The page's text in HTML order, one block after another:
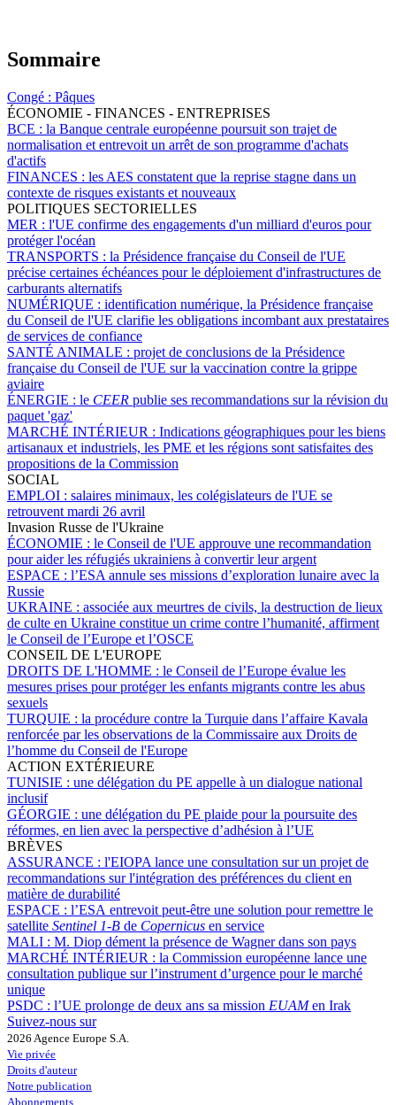
Sommaire
Congé : Pâques
ÉCONOMIE - FINANCES - ENTREPRISES
BCE : la Banque centrale européenne poursuit son trajet de
normalisation et entrevoit un arrêt de son programme d'achats
d'actifs
FINANCES : les AES constatent que la reprise stagne dans un
contexte de risques existants et nouveaux
POLITIQUES SECTORIELLES
MER : l'UE confirme des engagements d'un milliard d'euros pour
protéger l'océan
TRANSPORTS : la Présidence française du Conseil de l'UE
précise certaines échéances pour le déploiement d'infrastructures de
carburants alternatifs
NUMÉRIQUE : identification numérique, la Présidence française
du Conseil de l'UE clarifie les obligations incombant aux prestataires
de services de confiance
SANTÉ ANIMALE : projet de conclusions de la Présidence
française du Conseil de l'UE sur la vaccination contre la grippe
aviaire
ÉNERGIE : le CEER publie ses recommandations sur la révision du
paquet 'gaz'
MARCHÉ INTÉRIEUR : Indications géographiques pour les biens
artisanaux et industriels, les PME et les régions sont satisfaites des
propositions de la Commission
SOCIAL
EMPLOI : salaires minimaux, les colégislateurs de l'UE se
retrouvent mardi 26 avril
Invasion Russe de l'Ukraine
ÉCONOMIE : le Conseil de l'UE approuve une recommandation
pour aider les réfugiés ukrainiens à convertir leur argent
ESPACE : l’ESA annule ses missions d’exploration lunaire avec la
Russie
UKRAINE : associée aux meurtres de civils, la destruction de lieux
de culte en Ukraine constitue un crime contre l’humanité, affirment
le Conseil de l’Europe et l’OSCE
CONSEIL DE L'EUROPE
DROITS DE L'HOMME : le Conseil de l’Europe évalue les
mesures prises pour protéger les enfants migrants contre les abus
sexuels
TURQUIE : la procédure contre la Turquie dans l’affaire Kavala
renforcée par les observations de la Commissaire aux Droits de
l’homme du Conseil de l'Europe
ACTION EXTÉRIEURE
TUNISIE : une délégation du PE appelle à un dialogue national
inclusif
GÉORGIE : une délégation du PE plaide pour la poursuite des
réformes, en lien avec la perspective d’adhésion à l’UE
BRÈVES
ASSURANCE : l'EIOPA lance une consultation sur un projet de
recommandations sur l'intégration des préférences du client en
matière de durabilité
ESPACE : l’ESA entrevoit peut-être une solution pour remettre le
satellite Sentinel 1-B de Copernicus en service
MALI : M. Diop dément la présence de Wagner dans son pays
MARCHÉ INTÉRIEUR : la Commission européenne lance une
consultation publique sur l’instrument d’urgence pour le marché
unique
PSDC : l’UE prolonge de deux ans sa mission EUAMen Irak
Suivez-nous sur
2026 Agence Europe S.A.
Vie privée
Droits d'auteur
Notre publication
Abonnements